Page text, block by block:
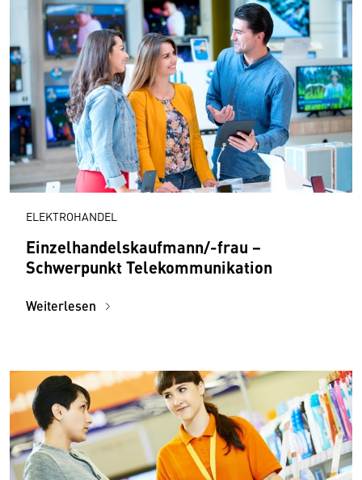
ELEKTROHANDEL
Einzelhandelskaufmann/-frau −
Schwerpunkt Telekommunikation
Weiterlesen